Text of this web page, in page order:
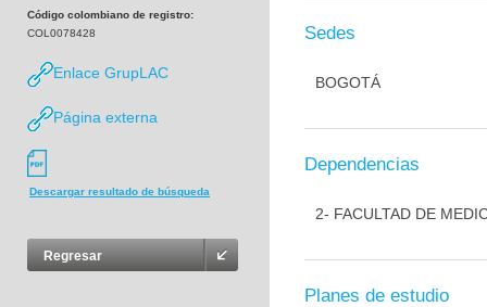
Código colombiano de registro:
COL0078428
Enlace GrupLAC
Página externa
Descargar resultado de búsqueda
Regresar
Sedes
BOGOTÁ
Dependencias
2- FACULTAD DE
Planes de estudio